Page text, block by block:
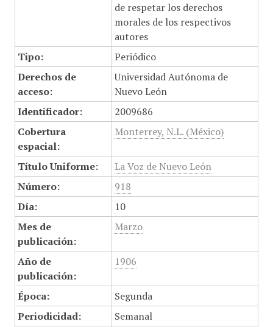
de respetar los derechos
morales de los respectivos
autores
Tipo:
Periódico
Derechos de
acceso:
Universidad Autónoma de
Nuevo León
Identificador:
2009686
Cobertura
espacial:
Monterrey, N.L. (México)
Título Uniforme:
La Voz de Nuevo León
Número:
918
Día:
10
Mes de
publicación:
Marzo
Año de
publicación:
1906
Época:
Segunda
Periodicidad:
Semanal